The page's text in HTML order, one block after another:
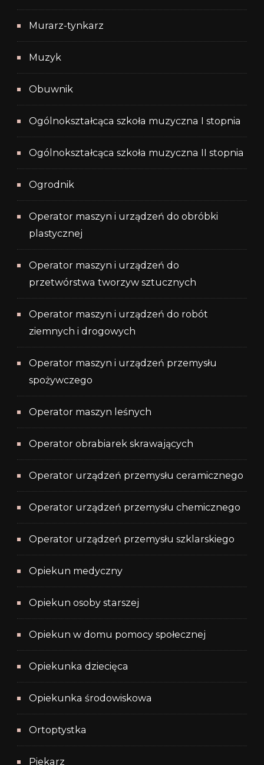
Murarz-tynkarz
Muzyk
Obuwnik
Ogólnokształcąca szkoła muzyczna I stopnia
Ogólnokształcąca szkoła muzyczna II stopnia
Ogrodnik
Operator maszyn i urządzeń do obróbki
plastycznej
Operator maszyn i urządzeń do
przetwórstwa tworzyw sztucznych
Operator maszyn i urządzeń do robót
ziemnych i drogowych
Operator maszyn i urządzeń przemysłu
spożywczego
Operator maszyn leśnych
Operator obrabiarek skrawających
Operator urządzeń przemysłu ceramicznego
Operator urządzeń przemysłu chemicznego
Operator urządzeń przemysłu szklarskiego
Opiekun medyczny
Opiekun osoby starszej
Opiekun w domu pomocy społecznej
Opiekunka dziecięca
Opiekunka środowiskowa
Ortoptystka
Piekarz